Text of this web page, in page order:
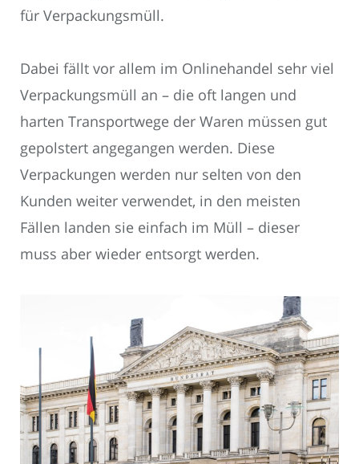
für Verpackungsmüll.
Dabei fällt vor allem im Onlinehandel sehr viel
Verpackungsmüll an – die oft langen und
harten Transportwege der Waren müssen gut
gepolstert angegangen werden. Diese
Verpackungen werden nur selten von den
Kunden weiter verwendet, in den meisten
Fällen landen sie einfach im Müll – dieser
muss aber wieder entsorgt werden.